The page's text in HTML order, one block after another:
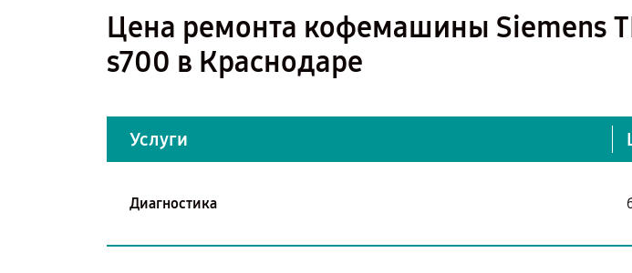
Цена ремонта кофемашины Siemens
s700 в Краснодаре
Услуги
Диагностика